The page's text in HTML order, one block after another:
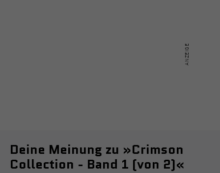
Deine Meinung zu »Crimson
Collection - Band 1 (von 2)«